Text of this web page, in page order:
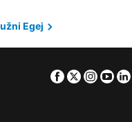
Hotel Ios Backpackers
Village Pension
Egej
Facebook
Twitter